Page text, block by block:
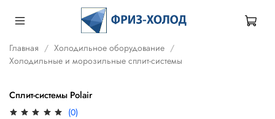
Главная
Холодильное оборудование
Холодильные и морозильные сплит-системы
Сплит-системы Polair
(0)